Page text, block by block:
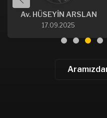
Av. HÜSEYİN ARSLAN
17.09.2025